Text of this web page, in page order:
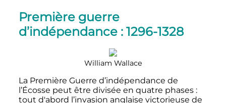
Première guerre
d’indépendance : 1296-1328
William Wallace
La Première Guerre d’indépendance de
l’Écosse peut être divisée en quatre phases :
tout d'abord l’invasion anglaise victorieuse de